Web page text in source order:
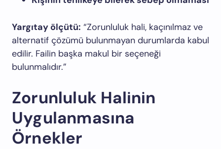
Yargıtay ölçütü: “Zorunluluk hali, kaçınılmaz ve
alternatif çözümü bulunmayan durumlarda kabul
edilir. Failin başka makul bir seçeneği
bulunmalıdır.”
Zorunluluk Halinin
Uygulanmasına
Örnekler